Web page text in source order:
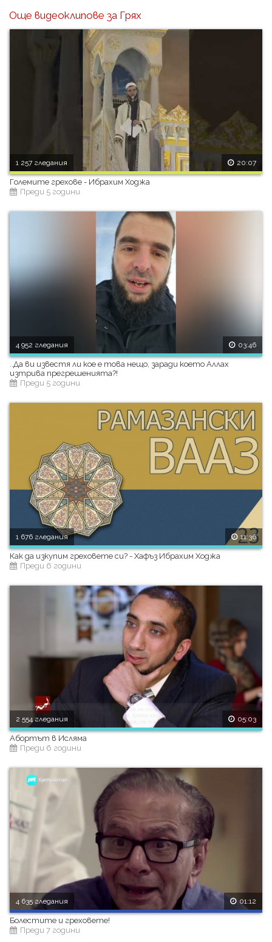
Още видеоклипове за Грях
1 257 гледания 20:07
Големите грехове - Ибрахим Ходжа
Преди 5 години
4 952 гледания 03:46
..Да ви известя ли кое е това нещо, заради което Аллах
изтрива прегрешенията?!
Преди 5 години
1 676 гледания 11:36
Как да изкупим греховете си? - Хафъз Ибрахим Ходжа
Преди 6 години
2 554 гледания 05:03
Абортът в Исляма
Преди 6 години
4 635 гледания 01:12
Болестите и греховете!
Преди 7 години